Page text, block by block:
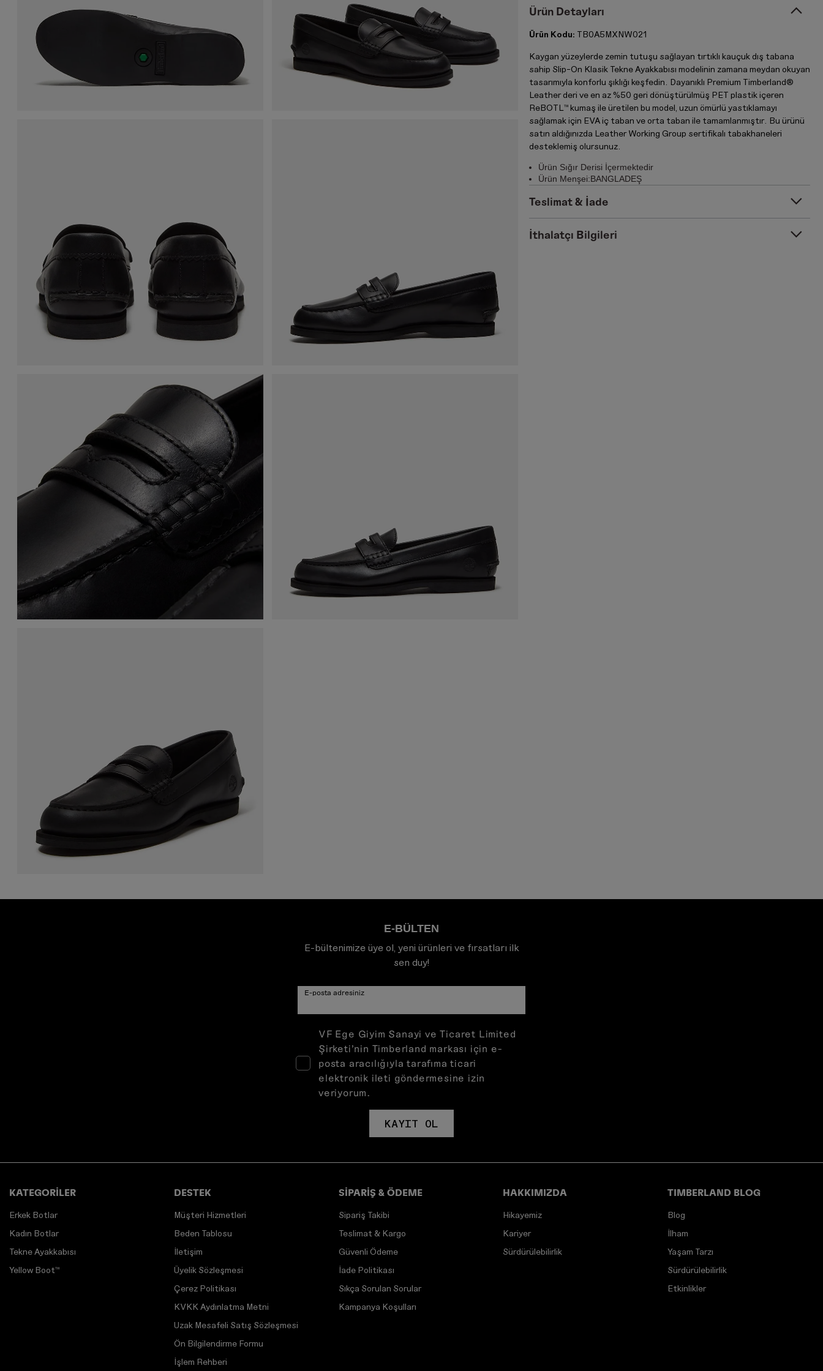
Ürün Detayları
Ürün Kodu: TB0A5MXNW021
Kaygan yüzeylerde zemin tutuşu sağlayan tırtıklı kauçuk dış tabana
sahip Slip-On Klasik Tekne Ayakkabısı modelinin zamana meydan okuyan
tasarımıyla konforlu şıklığı keşfedin. Dayanıklı Premium Timberland®
Leather deri ve en az %50 geri dönüştürülmüş PET plastik içeren
ReBOTL™ kumaş ile üretilen bu model, uzun ömürlü yastıklamayı
sağlamak için EVA iç taban ve orta taban ile tamamlanmıştır. Bu ürünü
satın aldığınızda Leather Working Group sertifikalı tabakhaneleri
desteklemiş olursunuz.
Ürün Sığır Derisi İçermektedir
Ürün Menşei:BANGLADEŞ
Teslimat & İade
İthalatçı Bilgileri
E-BÜLTEN
E-bültenimize üye ol, yeni ürünleri ve fırsatları ilk
sen duy!
E-posta adresiniz
VF Ege Giyim Sanayi ve Ticaret Limited
Şirketi’nin Timberland markası için e-
posta aracılığıyla tarafıma ticari
elektronik ileti göndermesine izin
veriyorum.
KAYIT OL
KATEGORİLER
Erkek Botlar
Kadın Botlar
Tekne Ayakkabısı
Yellow Boot™
DESTEK
Müşteri Hizmetleri
Beden Tablosu
İletişim
Üyelik Sözleşmesi
Çerez Politikası
KVKK Aydınlatma Metni
Uzak Mesafeli Satış Sözleşmesi
Ön Bilgilendirme Formu
İşlem Rehberi
SİPARİŞ & ÖDEME
Sipariş Takibi
Teslimat & Kargo
Güvenli Ödeme
İade Politikası
Sıkça Sorulan Sorular
Kampanya Koşulları
HAKKIMIZDA
Hikayemiz
Kariyer
Sürdürülebilirlik
TIMBERLAND BLOG
Blog
İlham
Yaşam Tarzı
Sürdürülebilirlik
Etkinlikler